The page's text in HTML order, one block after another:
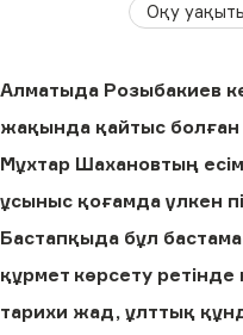
Оқу
Алматыда Розыбакиев
жақында қайтыс
Мұхтар Шахановтың
ұсыныс қоғамда үлкен
Бастапқыда бұл бастама
құрмет көрсету
тарихи жад, ұлттық